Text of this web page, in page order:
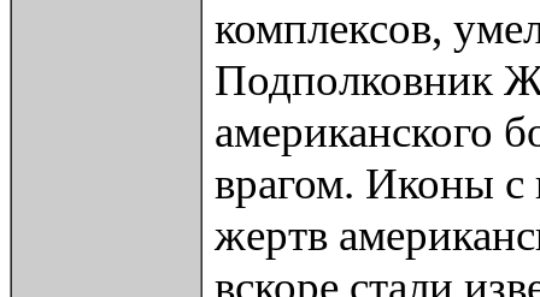
комплексов,
Подполковник
американского
врагом. Иконы
жертв
вскоре стали